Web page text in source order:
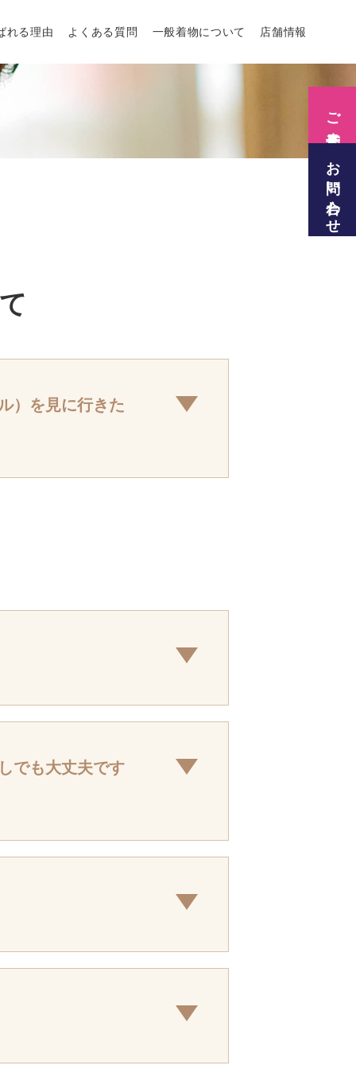
れる理由 よくある質問 一般着物について 店舗情報
）を見に行きた
場所が広くなります。
OKです。立場的に何を
でも大丈夫です
頂きますのでご予約を優
ります。
40代以上の方は伊達衿
かなどご相談ください。
ご来店予約
お問い合わせ